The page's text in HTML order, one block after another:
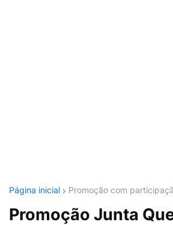
Página inicial Promoção com
Promoção Junta